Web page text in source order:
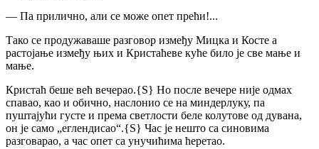
— Па прилично, али се може опет прећи!...
Тако се продужаваше разговор између Мицка и Косте а
растојање између њих и Кристаћеве куће било је све мање и
мање.
Кристаћ беше већ вечерао.{S} Но после вечере није одмах
спавао, као и обично, наслонио се на миндерлуку, па
пуштајући густе и према светлости беле колутове од дувана,
он је само „еглендисао“.{S} Час је нешто са синовима
разговарао, а час опет са унучићима ћеретао.